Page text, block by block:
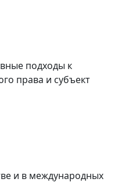
подходы к
права и субъект
и в международных